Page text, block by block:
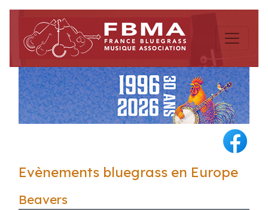
Evènements bluegrass en Europe
Beavers